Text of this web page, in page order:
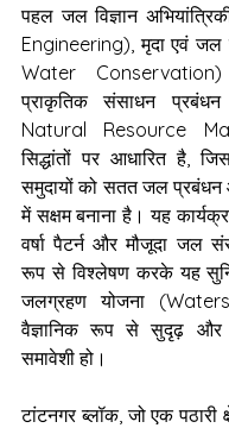
पहल जल विज्ञान
Engineering), मृदा एवं जल
Water
प्राकृतिक संसाधन
Natural Resource
सिद्धांतों पर आधारित है,
समुदायों को सतत जल
में सक्षम बनाना है। यह
वर्षा पैटर्न और मौजूदा जल
रूप से विश्लेषण करके यह
जलग्रहण योजना
वैज्ञानिक रूप से सुदृढ़
समावेशी हो।
टांटनगर ब्लॉक, जो एक पठारी